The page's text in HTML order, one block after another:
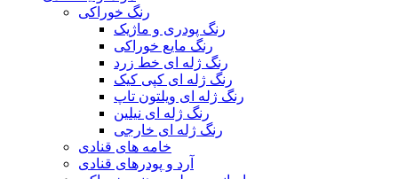
رنگ خوراکی
رنگ پودری و ماژیک
رنگ مایع خوراکی
رنگ ژله ای خط زرد
رنگ ژله ای کپی کیک
رنگ ژله ای ویلتون تاپ
رنگ ژله ای نیلین
رنگ ژله ای خارجی
خامه های قنادی
آرد و پودرهای قنادی